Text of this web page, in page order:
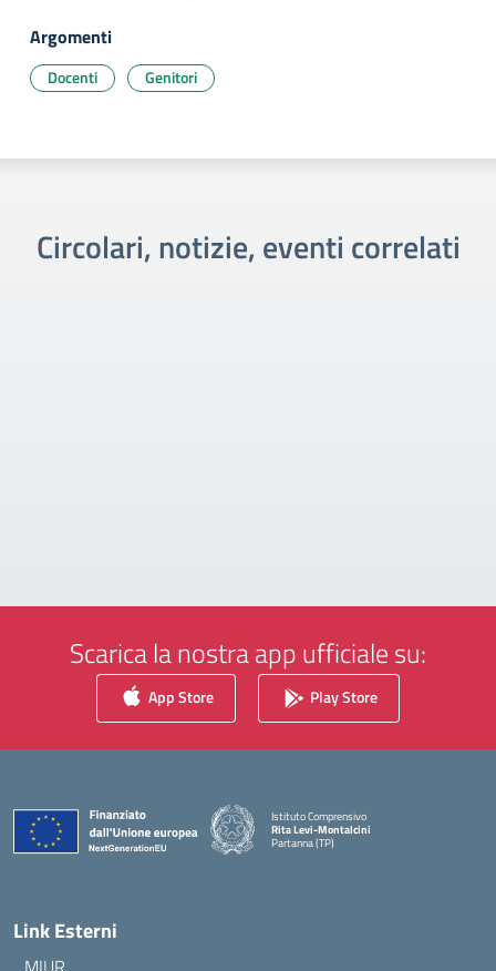
Argomenti
Docenti Genitori
Circolari, notizie, eventi correlati
Scarica la nostra app ufficiale su:
App Store Play Store
Istituto Comprensivo
Rita Levi-Montalcini
Partanna (TP)
Link Esterni